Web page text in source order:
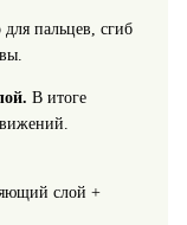
пальцев, сгиб
В итоге
слой +